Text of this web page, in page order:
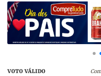
VOTO VÁLIDO